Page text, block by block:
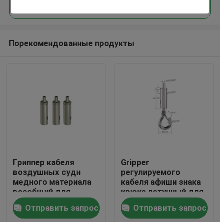
Продукты
Ролики
Порекомендованные продукты
Гриппер кабеля
воздушных судн
медного материала
всеобщий для
провода ИХ-86072
1.5ммОтправить запрос
Gripper
регулируемого
кабеля афиши знака
крюка латунный для
вися системы
Отправить запрос